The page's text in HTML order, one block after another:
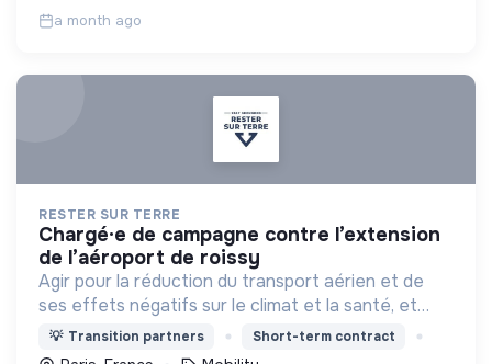
a month ago
RESTER SUR TERRE
chargé·e de campagne contre l’extension
de l’aéroport de roissy
Agir pour la réduction du transport aérien et de
ses effets négatifs sur le climat et la santé, et
pour des alternatives et modes de déplacement
plus soutenables et plus justes.
💡 Transition partners Short-term contract